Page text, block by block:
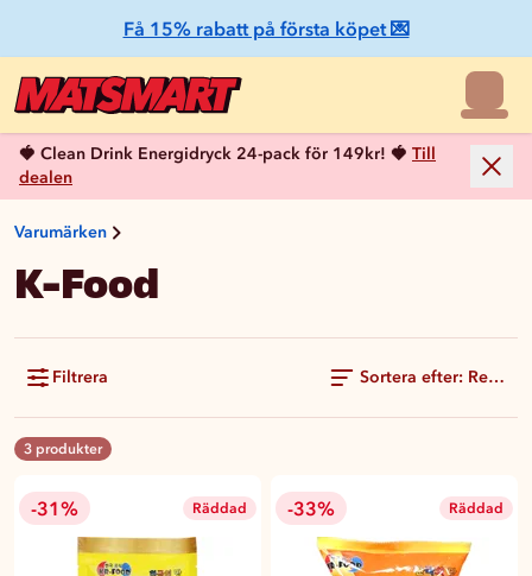
Få 15% rabatt på första köpet 💌
🍓 Clean Drink Energidryck 24-pack för 149kr! 🍓 Till
dealen
Varumärken
K-Food
Filtrera Sortera efter:
3 produkter
-31% Räddad -33% Räddad